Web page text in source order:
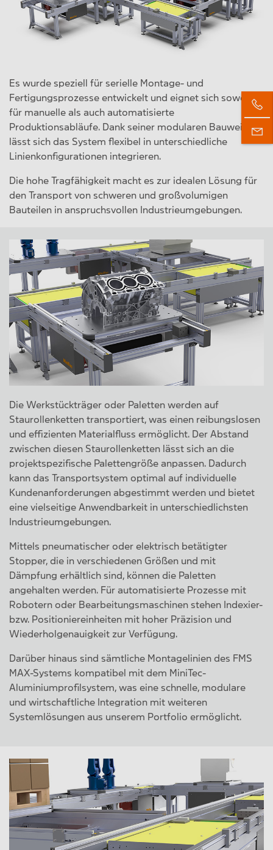
Es wurde speziell für serielle Montage- und
Fertigungsprozesse entwickelt und eignet sich sowohl
für manuelle als auch automatisierte
Produktionsabläufe. Dank seiner modularen Bauweise
lässt sich das System flexibel in unterschiedliche
Linienkonfigurationen integrieren.
Die hohe Tragfähigkeit macht es zur idealen Lösung für
den Transport von schweren und großvolumigen
Bauteilen in anspruchsvollen Industrieumgebungen.
Die Werkstückträger oder Paletten werden auf
Staurollenketten transportiert, was einen reibungslosen
und effizienten Materialfluss ermöglicht. Der Abstand
zwischen diesen Staurollenketten lässt sich an die
projektspezifische Palettengröße anpassen. Dadurch
kann das Transportsystem optimal auf individuelle
Kundenanforderungen abgestimmt werden und bietet
eine vielseitige Anwendbarkeit in unterschiedlichsten
Industrieumgebungen.
Mittels pneumatischer oder elektrisch betätigter
Stopper, die in verschiedenen Größen und mit
Dämpfung erhältlich sind, können die Paletten
angehalten werden. Für automatisierte Prozesse mit
Robotern oder Bearbeitungsmaschinen stehen Indexier-
bzw. Positioniereinheiten mit hoher Präzision und
Wiederholgenauigkeit zur Verfügung.
Darüber hinaus sind sämtliche Montagelinien des FMS
MAX-Systems kompatibel mit dem MiniTec-
Aluminiumprofilsystem, was eine schnelle, modulare
und wirtschaftliche Integration mit weiteren
Systemlösungen aus unserem Portfolio ermöglicht.